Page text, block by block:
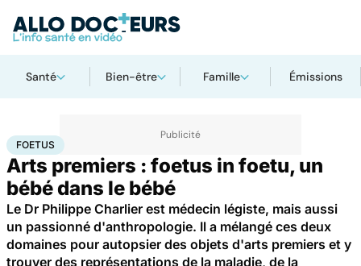
Santé Bien-être Famille Émissions
AccueilSanté Maladies raresFoetus
FOETUS
Arts premiers : foetus in foetu, un
bébé dans le bébé
Le Dr Philippe Charlier est médecin légiste, mais aussi
un passionné d'anthropologie. Il a mélangé ces deux
domaines pour autopsier des objets d'arts premiers et y
trouver des représentations de la maladie, de la